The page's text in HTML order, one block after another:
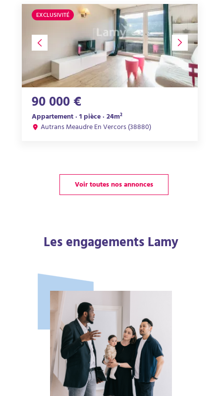
EXCLUSIVITÉ
90 000 €
Appartement · 1 pièce · 24m²
Autrans Meaudre En Vercors (38880)
Voir toutes nos annonces
Les engagements Lamy